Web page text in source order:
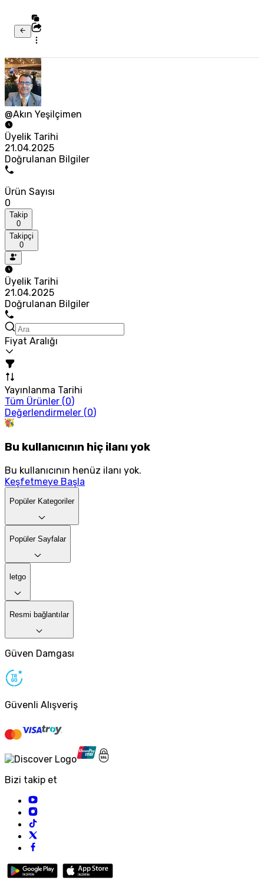
@Akın Yeşilçimen
Üyelik Tarihi
21.04.2025
Doğrulanan Bilgiler
Ürün Sayısı
0
Takip
0
Takipçi
0
Üyelik Tarihi
21.04.2025
Doğrulanan Bilgiler
Fiyat Aralığı
Yayınlanma Tarihi
Tüm Ürünler (0)
Değerlendirmeler (0)
Bu kullanıcının hiç ilanı yok
Bu kullanıcının henüz ilanı yok.
Keşfetmeye Başla
Popüler Kategoriler
Popüler Sayfalar
letgo
Resmi bağlantılar
Güven Damgası
Güvenli Alışveriş
Bizi takip et